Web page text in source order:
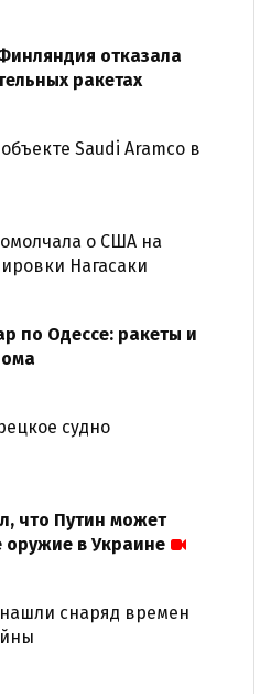
отказала
ракетах
Saudi Aramco в
о США на
Нагасаки
по Одессе: ракеты и
судно
что Путин может
оружие в Украине
снаряд времен